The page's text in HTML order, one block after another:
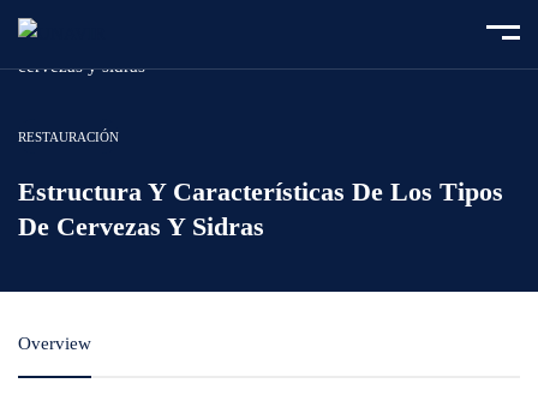
Home
Estructura y características de los tipos de
cervezas y sidras
RESTAURACIÓN
Estructura Y Características De Los Tipos
De Cervezas Y Sidras
Overview